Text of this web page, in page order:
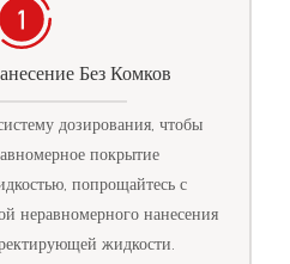
Без Комков
дозирования, чтобы
покрытие
попрощайтесь с
неравномерного нанесения
жидкости.